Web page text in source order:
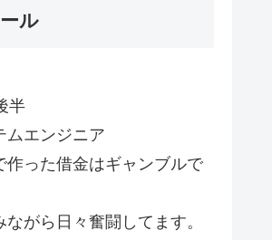
ル
半
ムエンジニア
作った借金はギャンブルで
ながら日々奮闘してます。